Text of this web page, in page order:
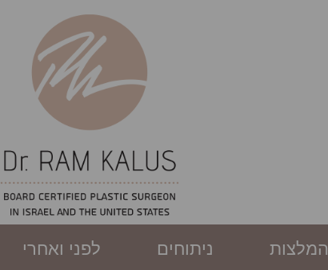
המלצות ניתוחים לפני ואחרי